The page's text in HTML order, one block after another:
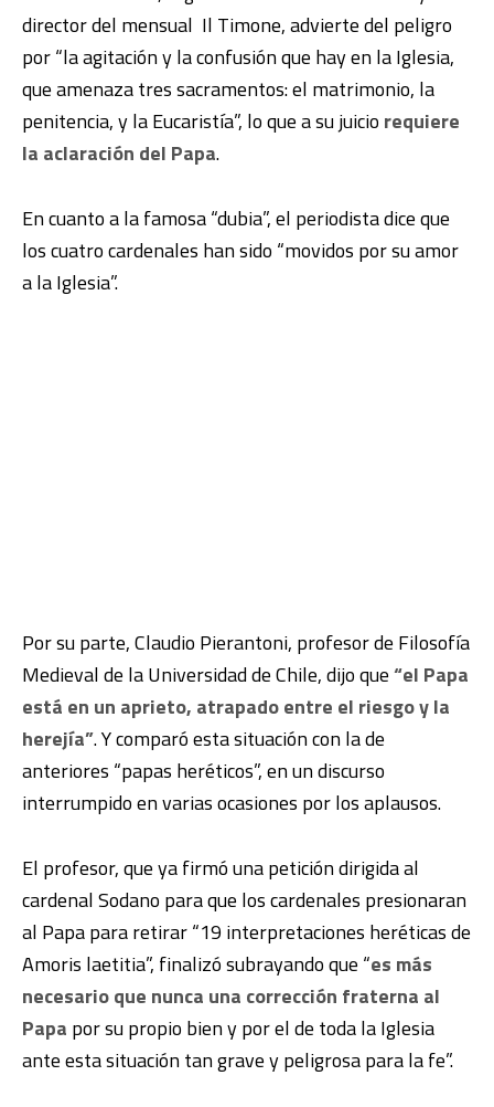
director del mensual Il Timone, advierte del peligro
por“la agitación y la confusión que hay en la Iglesia,
que amenaza tres sacramentos: el matrimonio, la
penitencia, y la Eucaristía”, lo que a su juicio requiere
la aclaración del Papa.
En cuanto a la famosa “dubia”, el periodista dice que
los cuatro cardenales han sido “movidos por su amor
a la Iglesia”.
Por su parte, Claudio Pierantoni, profesor de Filosofía
Medieval de la Universidad de Chile, dijo que“el Papa
está en un aprieto, atrapado entre el riesgo y la
herejía”. Y comparó esta situación con la de
anteriores “papas heréticos”, en un discurso
interrumpido en varias ocasiones por los aplausos.
El profesor, que ya firmó una petición dirigida al
cardenal Sodano para que los cardenales presionaran
al Papa para retirar “19 interpretaciones heréticas de
Amoris laetitia”, finalizó subrayando que “es más
necesario que nunca una corrección fraterna al
Papa por su propio bien y por el de toda la Iglesia
ante esta situación tan grave y peligrosa para la fe”.